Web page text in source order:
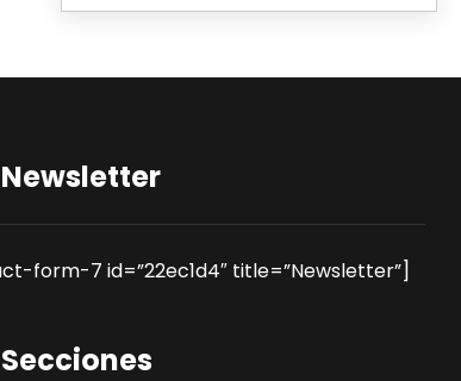
Newsletter
form-7 id=”22ec1d4″ title=”Newsletter”]
Secciones